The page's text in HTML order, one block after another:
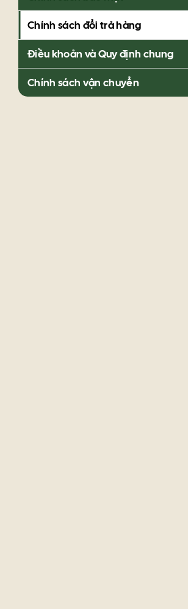
Chính sách đổi trả hàng
Điều khoản và Quy định chung
Chính sách vận chuyển